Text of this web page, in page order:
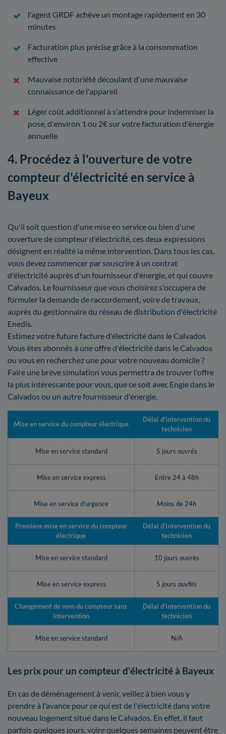
l'agent GRDF achève un montage rapidement en 30
minutes
Facturation plus précise grâce à la consommation
effective
Mauvaise notoriété découlant d'une mauvaise
connaissance de l'appareil
Léger coût additionnel à s'attendre pour indemniser la
pose, d'environ 1 ou 2€ sur votre facturation d'énergie
annuelle
4. Procédez à l'ouverture de votre
compteur d'électricité en service à
Bayeux
Qu'il soit question d'une mise en service ou bien d'une
ouverture de compteur d'électricité, ces deux expressions
désignent en réalité la même intervention. Dans tous les cas,
vous devez commencer par souscrire à un contrat
d'électricité auprès d'un fournisseur d'énergie, et qui couvre
Calvados. Le fournisseur que vous choisirez s'occupera de
formuler la demande de raccordement, voire de travaux,
auprès du gestionnaire du réseau de distribution d'électricité
Enedis.
Estimez votre future facture d'électricité dans le Calvados
Vous êtes abonnés à une offre d'électricité dans le Calvados
ou vous en recherchez une pour votre nouveau domicile ?
Faire une brève simulation vous permettra de trouver l'offre
la plus intéressante pour vous, que ce soit avec Engie dans le
Calvados ou un autre fournisseur d'énergie.
Mise en service du compteur électrique
Délai d’intervention du
technicien
Mise en service standard 5 jours ouvrés
Mise en service express Entre 24 à 48h
Mise en service d’urgence Moins de 24h
Première mise en service du compteur
électrique
Délai d’intervention du
technicien
Mise en service standard 10 jours ouvrés
Mise en service express 5 jours ouvfés
Changement de nom du compteur sans
intervention
Délai d’intervention du
technicien
Mise en service standard N/A
Les prix pour un compteur d'électricité à Bayeux
En cas de déménagement à venir, veillez à bien vous y
prendre à l'avance pour ce qui est de l'électricité dans votre
nouveau logement situé dans le Calvados. En effet, il faut
parfois quelques jours, voire quelques semaines peuvent être